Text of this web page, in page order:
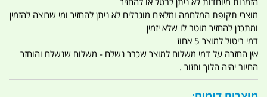
מוצרי תקופת המלחמה ומלאים מוגבלים לא ניתן להחזיר ומי שרוצה להזמין
ומתכנן להחזיר מוטב לו שלא יזמין
דמי ביטול למוצר 5 אחוז
אין החזרה על דמי משלוח למוצר שכבר נשלח - משלוח שנשלח והוחזר
החיוב יהיה הלוך וחזור .